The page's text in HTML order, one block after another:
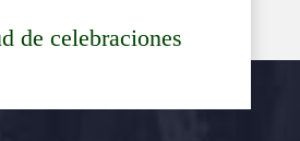
de celebraciones